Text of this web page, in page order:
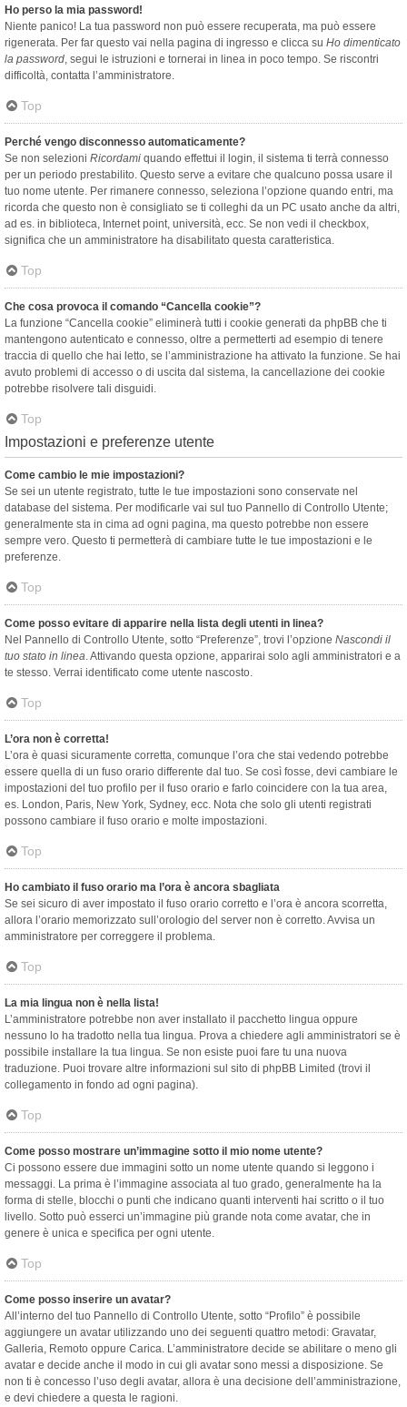
Ho perso la mia password!
Niente panico! La tua password non può essere recuperata, ma può essere
rigenerata. Per far questo vai nella pagina di ingresso e clicca su Ho dimenticato
la password, segui le istruzioni e tornerai in linea in poco tempo. Se riscontri
difficoltà, contatta l’amministratore.
Top
Perché vengo disconnesso automaticamente?
Se non selezioni Ricordami quando effettui il login, il sistema ti terrà connesso
per un periodo prestabilito. Questo serve a evitare che qualcuno possa usare il
tuo nome utente. Per rimanere connesso, seleziona l’opzione quando entri, ma
ricorda che questo non è consigliato se ti colleghi da un PC usato anche da altri,
ad es. in biblioteca, Internet point, università, ecc. Se non vedi il checkbox,
significa che un amministratore ha disabilitato questa caratteristica.
Top
Che cosa provoca il comando “Cancella cookie”?
La funzione “Cancella cookie” eliminerà tutti i cookie generati da phpBB che ti
mantengono autenticato e connesso, oltre a permetterti ad esempio di tenere
traccia di quello che hai letto, se l’amministrazione ha attivato la funzione. Se hai
avuto problemi di accesso o di uscita dal sistema, la cancellazione dei cookie
potrebbe risolvere tali disguidi.
Top
Impostazioni e preferenze utente
Come cambio le mie impostazioni?
Se sei un utente registrato, tutte le tue impostazioni sono conservate nel
database del sistema. Per modificarle vai sul tuo Pannello di Controllo Utente;
generalmente sta in cima ad ogni pagina, ma questo potrebbe non essere
sempre vero. Questo ti permetterà di cambiare tutte le tue impostazioni e le
preferenze.
Top
Come posso evitare di apparire nella lista degli utenti in linea?
Nel Pannello di Controllo Utente, sotto “Preferenze”, trovi l’opzione Nascondi il
tuo stato in linea. Attivando questa opzione, apparirai solo agli amministratori e a
te stesso. Verrai identificato come utente nascosto.
Top
L’ora non è corretta!
L’ora è quasi sicuramente corretta, comunque l’ora che stai vedendo potrebbe
essere quella di un fuso orario differente dal tuo. Se così fosse, devi cambiare le
impostazioni del tuo profilo per il fuso orario e farlo coincidere con la tua area,
es. London, Paris, New York, Sydney, ecc. Nota che solo gli utenti registrati
possono cambiare il fuso orario e molte impostazioni.
Top
Ho cambiato il fuso orario ma l’ora è ancora sbagliata
Se sei sicuro di aver impostato il fuso orario corretto e l’ora è ancora scorretta,
allora l’orario memorizzato sull’orologio del server non è corretto. Avvisa un
amministratore per correggere il problema.
Top
La mia lingua non è nella lista!
L’amministratore potrebbe non aver installato il pacchetto lingua oppure
nessuno lo ha tradotto nella tua lingua. Prova a chiedere agli amministratori se è
possibile installare la tua lingua. Se non esiste puoi fare tu una nuova
traduzione. Puoi trovare altre informazioni sul sito di phpBB Limited (trovi il
collegamento in fondo ad ogni pagina).
Top
Come posso mostrare un’immagine sotto il mio nome utente?
Ci possono essere due immagini sotto un nome utente quando si leggono i
messaggi. La prima è l’immagine associata al tuo grado, generalmente ha la
forma di stelle, blocchi o punti che indicano quanti interventi hai scritto o il tuo
livello. Sotto può esserci un’immagine più grande nota come avatar, che in
genere è unica e specifica per ogni utente.
Top
Come posso inserire un avatar?
All’interno del tuo Pannello di Controllo Utente, sotto “Profilo” è possibile
aggiungere un avatar utilizzando uno dei seguenti quattro metodi: Gravatar,
Galleria, Remoto oppure Carica. L’amministratore decide se abilitare o meno gli
avatar e decide anche il modo in cui gli avatar sono messi a disposizione. Se
non ti è concesso l’uso degli avatar, allora è una decisione dell’amministrazione,
e devi chiedere a questa le ragioni.